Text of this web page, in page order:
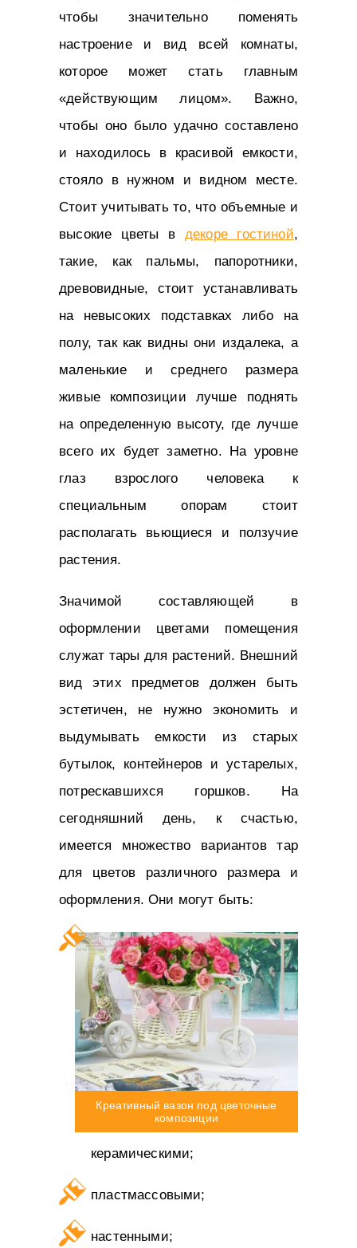
чтобы значительно поменять
настроение и вид всей комнаты,
которое может стать главным
«действующим лицом». Важно,
чтобы оно было удачно составлено
и находилось в красивой емкости,
стояло в нужном и видном месте.
Стоит учитывать то, что объемные и
высокие цветы в декоре гостиной,
такие, как пальмы, папоротники,
древовидные, стоит устанавливать
на невысоких подставках либо на
полу, так как видны они издалека, а
маленькие и среднего размера
живые композиции лучше поднять
на определенную высоту, где лучше
всего их будет заметно. На уровне
глаз взрослого человека к
специальным опорам стоит
располагать вьющиеся и ползучие
растения.
Значимой составляющей в
оформлении цветами помещения
служат тары для растений. Внешний
вид этих предметов должен быть
эстетичен, не нужно экономить и
выдумывать емкости из старых
бутылок, контейнеров и устарелых,
потрескавшихся горшков. На
сегодняшний день, к счастью,
имеется множество вариантов тар
для цветов различного размера и
оформления. Они могут быть:
Креативный вазон под цветочные
композиции
керамическими;
пластмассовыми;
настенными;